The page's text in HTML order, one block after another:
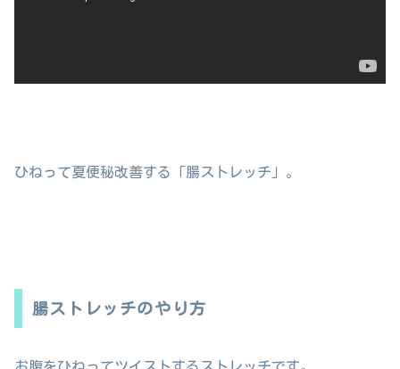
ひねって夏便秘改善する「腸ストレッチ」。
腸ストレッチのやり方